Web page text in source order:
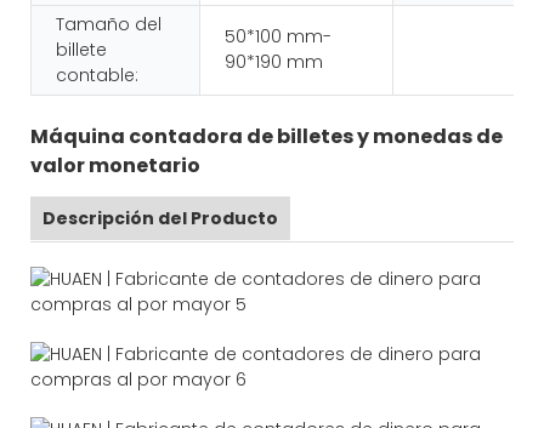
Tamaño del
billete
contable:
50*100 mm-
90*190 mm
Máquina contadora de billetes y monedas de
valor monetario
Descripción del Producto